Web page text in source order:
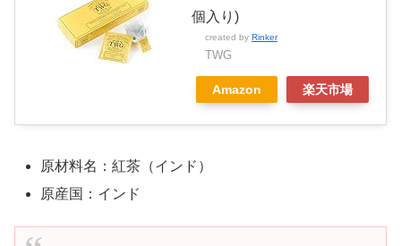
個入り)
created by Rinker
TWG
Amazon 楽天市場
原材料名：紅茶（インド）
原産国：インド